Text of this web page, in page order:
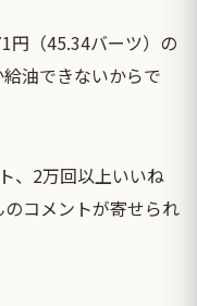
円（45.34バーツ）の
油できないからで
、2万回以上いいね
コメントが寄せられ